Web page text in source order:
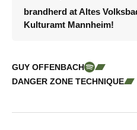
brandherd at Altes
Kulturamt Mannheim!
GUY OFFENBACH
DANGER ZONE TECHNIQUE